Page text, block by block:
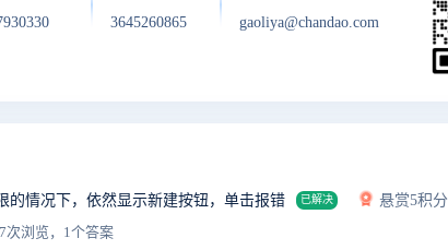
3645260865
gaoliya@chandao.com
的情况下，依然显示新建按钮，单击报错 已解决
悬赏5积分
次浏览，1个答案